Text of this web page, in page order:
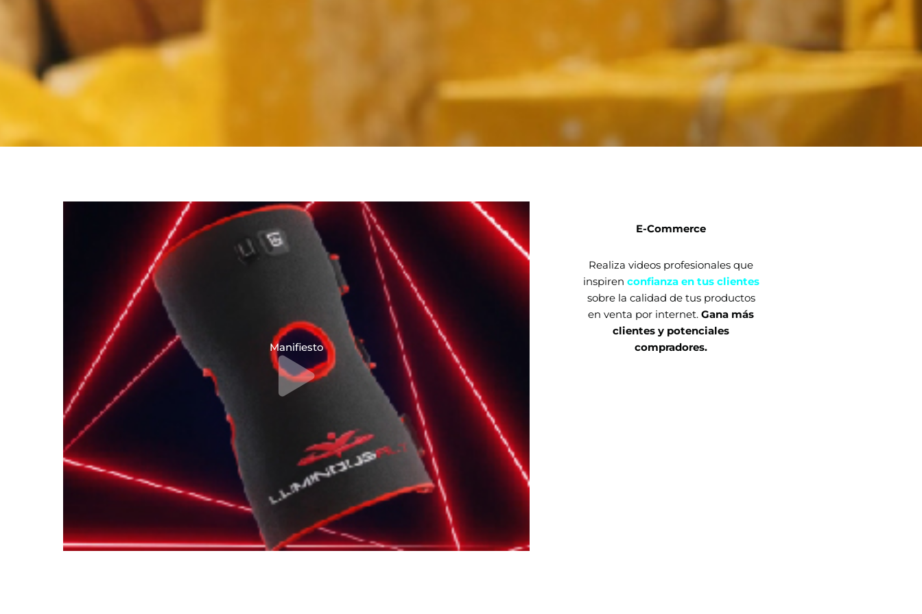
Manifiesto
E-Commerce
Realiza videos profesionales que
inspiren confianza en tus clientes
sobre la calidad de tus productos
en venta por internet. Gana más
clientes y potenciales
compradores.